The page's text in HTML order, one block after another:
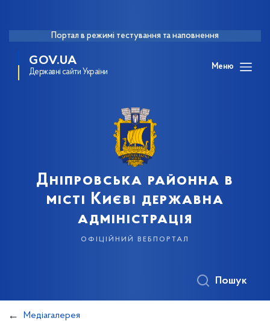
Портал в режимі тестування та наповнення
GOV.UA
Державні сайти України
Меню
Дніпровська районна в
місті Києві державна
адміністрація
офіційний вебпортал
Пошук
Медіагалерея